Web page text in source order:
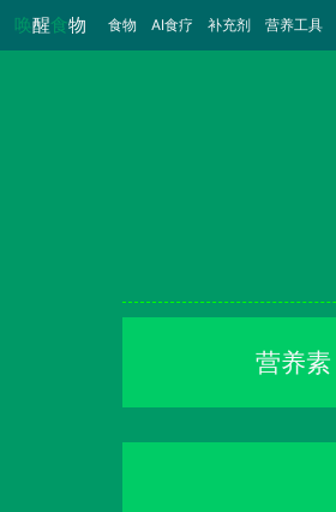
唤醒食物 食物 （当前）
AI食疗 补充剂 营养工具
营养素